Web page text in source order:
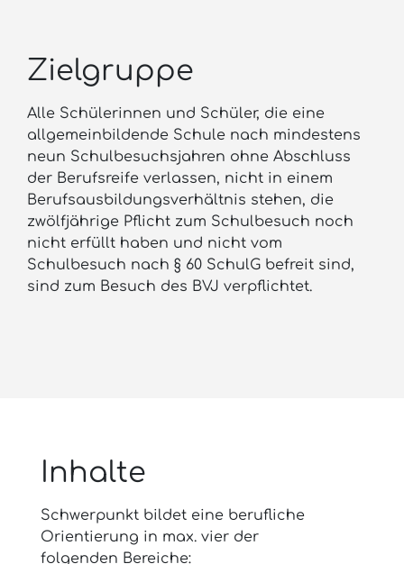
Zielgruppe
Alle Schülerinnen und Schüler, die eine
allgemeinbildende Schule nach mindestens
neun Schulbesuchsjahren ohne Abschluss
der Berufsreife verlassen, nicht in einem
Berufsausbildungsverhältnis stehen, die
zwölfjährige Pflicht zum Schulbesuch noch
nicht erfüllt haben und nicht vom
Schulbesuch nach § 60 SchulG befreit sind,
sind zum Besuch des BVJ verpflichtet.
Inhalte
Schwerpunkt bildet eine berufliche
Orientierung in max. vier der
folgenden Bereiche: